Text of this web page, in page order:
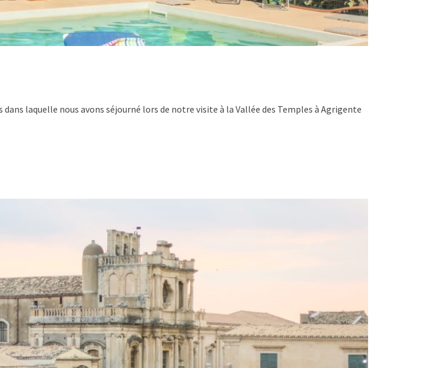
laquelle nous avons séjourné lors de notre visite à la Vallée des Temples à Agrigente